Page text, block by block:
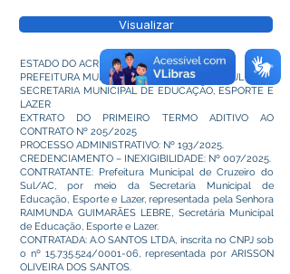
Visualizar
ESTADO DO ACRE
PREFEITURA MUNICIPAL DE CRUZEIRO DO SUL
SECRETARIA MUNICIPAL DE EDUCAÇÃO, ESPORTE E
LAZER
EXTRATO DO PRIMEIRO TERMO ADITIVO AO
CONTRATO Nº 205/2025
PROCESSO ADMINISTRATIVO: Nº 193/2025.
CREDENCIAMENTO – INEXIGIBILIDADE: Nº 007/2025.
CONTRATANTE: Prefeitura Municipal de Cruzeiro do
Sul/AC, por meio da Secretaria Municipal de
Educação, Esporte e Lazer, representada pela Senhora
RAIMUNDA GUIMARÃES LEBRE, Secretária Municipal
de Educação, Esporte e Lazer.
CONTRATADA: A.O SANTOS LTDA, inscrita no CNPJ sob
o nº 15.735.524/0001-06, representada por ARISSON
OLIVEIRA DOS SANTOS.